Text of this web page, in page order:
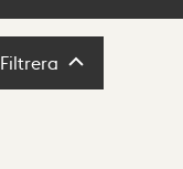
Filtrera Filtrera